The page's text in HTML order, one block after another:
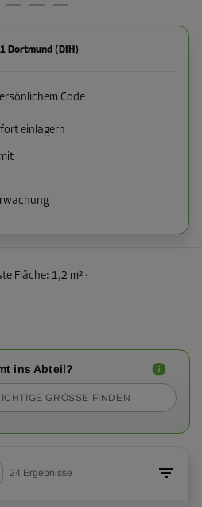
Dortmund (DIH)
Code
einlagern
Fläche: 1,2 m² ·
ins Abteil?
GRÖSSE FINDEN
24 Ergebnisse